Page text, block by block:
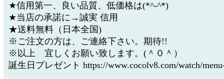
★信用第一、良い品質、低価格は(*^-^*)
★当店の承諾に→誠実 信用
★送料無料（日本全国)
※ご注文の方は、ご連絡下さい。期待!!
※以上 宜しくお願い致します。(＾０＾）
誕生日プレゼント https://www.cocolv8.com/watch/